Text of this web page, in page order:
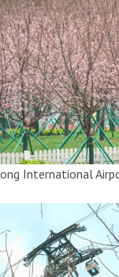
International